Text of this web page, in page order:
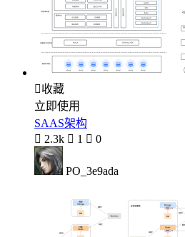
收藏
立即使用
SAAS架构
 2.3k  1  0
PO_3e9ada